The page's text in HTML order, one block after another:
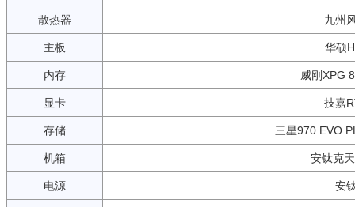
散热器 九州
主板 华硕
内存 威刚XPG
显卡 技嘉
存储 三星970 EVO
机箱 安钛克
电源 安